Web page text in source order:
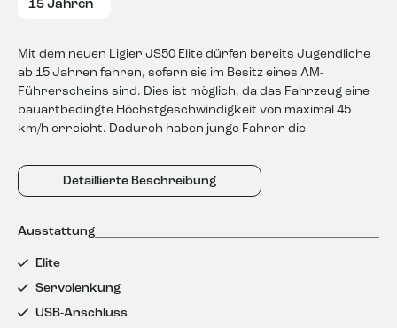
15 Jahren
Mit dem neuen Ligier JS50 Elite dürfen bereits Jugendliche
ab 15 Jahren fahren, sofern sie im Besitz eines AM-
Führerscheins sind. Dies ist möglich, da das Fahrzeug eine
bauartbedingte Höchstgeschwindigkeit von maximal 45
km/h erreicht. Dadurch haben junge Fahrer die
sammeln und sich auf das Fahren im Straßenverkehr
vorzubereiten. Der Ligier JS50 Elite bietet somit eine
Bundesweiter Fahrzeugtransport möglich!
Detaillierte Beschreibung
Ausstattung
Elite
Servolenkung
USB-Anschluss
Finanzierungsangebot
Einwilligung*
Ich habe den Umgang mit meinen Daten im Rahmen der
Datenschutzerklärung
zur Kenntnis genommen. *